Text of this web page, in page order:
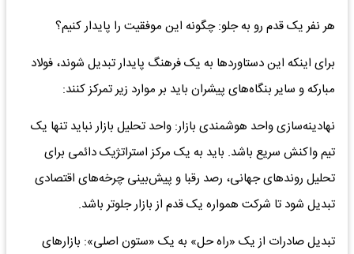
هر نفر یک قدم رو به جلو: چگونه این موفقیت را پایدار کنیم؟
برای اینکه این دستاوردها به یک فرهنگ پایدار تبدیل شوند، فولاد
مبارکه و سایر بنگاه‌های پیشران باید بر موارد زیر تمرکز کنند:
نهادینه‌سازی واحد هوشمندی بازار: واحد تحلیل بازار نباید تنها یک
تیم واکنش سریع باشد. باید به یک مرکز استراتژیک دائمی برای
تحلیل روندهای جهانی، رصد رقبا و پیش‌بینی چرخه‌های اقتصادی
تبدیل شود تا شرکت همواره یک قدم از بازار جلوتر باشد.
تبدیل صادرات از یک «راه حل» به یک «ستون اصلی»: بازارهای